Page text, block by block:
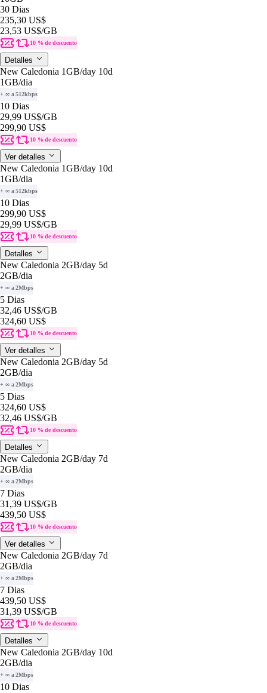
30 Dias
235,30 US$
23,53 US$/GB
10 % de descuento
Detalles
New Caledonia 1GB/day 10d
1GB/dia
+ ∞ a 512kbps
10 Dias
29,99 US$/GB
299,90 US$
10 % de descuento
Ver detalles
New Caledonia 1GB/day 10d
1GB/dia
+ ∞ a 512kbps
10 Dias
299,90 US$
29,99 US$/GB
10 % de descuento
Detalles
New Caledonia 2GB/day 5d
2GB/dia
+ ∞ a 2Mbps
5 Dias
32,46 US$/GB
324,60 US$
10 % de descuento
Ver detalles
New Caledonia 2GB/day 5d
2GB/dia
+ ∞ a 2Mbps
5 Dias
324,60 US$
32,46 US$/GB
10 % de descuento
Detalles
New Caledonia 2GB/day 7d
2GB/dia
+ ∞ a 2Mbps
7 Dias
31,39 US$/GB
439,50 US$
10 % de descuento
Ver detalles
New Caledonia 2GB/day 7d
2GB/dia
+ ∞ a 2Mbps
7 Dias
439,50 US$
31,39 US$/GB
10 % de descuento
Detalles
New Caledonia 2GB/day 10d
2GB/dia
+ ∞ a 2Mbps
10 Dias